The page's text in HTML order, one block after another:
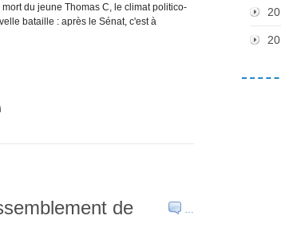
du jeune Thomas C, le climat politico-
bataille : après le Sénat, c'est à
…
de